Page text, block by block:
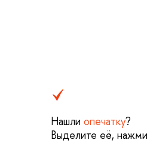
Нашли опечатку?
Выделите её,